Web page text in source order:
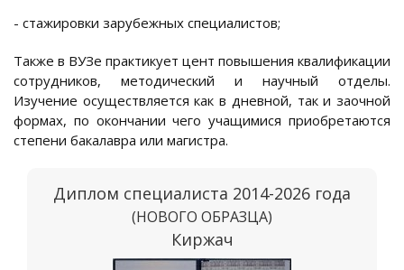
- стажировки зарубежных специалистов;
Также в ВУЗе практикует цент повышения квалификации
сотрудников, методический и научный отделы.
Изучение осуществляется как в дневной, так и заочной
формах, по окончании чего учащимися приобретаются
степени бакалавра или магистра.
Диплом специалиста 2014-2026 года
(НОВОГО ОБРАЗЦА)
Киржач